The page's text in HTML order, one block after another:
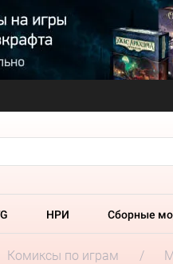
НРИ Сборные
Комиксы по играм